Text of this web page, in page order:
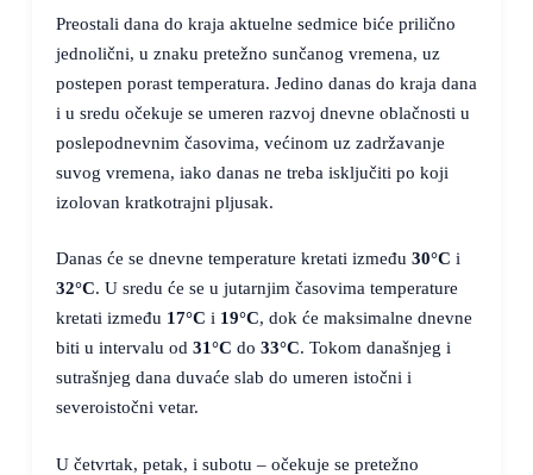
Preostali dana do kraja aktuelne sedmice biće prilično
jednolični, u znaku pretežno sunčanog vremena, uz
postepen porast temperatura. Jedino danas do kraja dana
i u sredu očekuje se umeren razvoj dnevne oblačnosti u
poslepodnevnim časovima, većinom uz zadržavanje
suvog vremena, iako danas ne treba isključiti po koji
izolovan kratkotrajni pljusak.
Danas će se dnevne temperature kretati između 30°C i
32°C. U sredu će se u jutarnjim časovima temperature
kretati između 17°C i 19°C, dok će maksimalne dnevne
biti u intervalu od 31°C do 33°C. Tokom današnjeg i
sutrašnjeg dana duvaće slab do umeren istočni i
severoistočni vetar.
U četvrtak, petak, i subotu – očekuje se pretežno